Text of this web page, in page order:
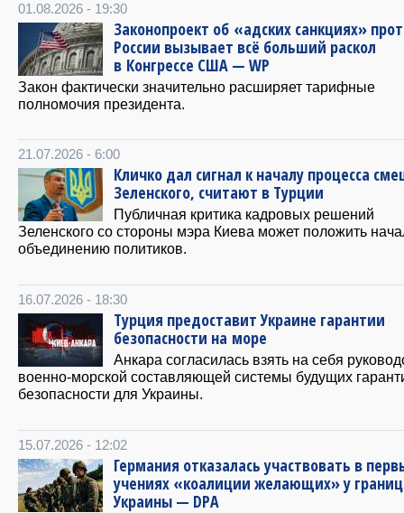
01.08.2026 - 19:30
Законопроект об «адских санкциях»
России вызывает всё больший раскол
в Конгрессе США — WP
Закон фактически значительно расширяет тарифные
полномочия президента.
21.07.2026 - 6:00
Кличко дал сигнал к началу процесса
Зеленского, считают в Турции
Публичная критика кадровых решений
Зеленского со стороны мэра Киева может положить
объединению политиков.
16.07.2026 - 18:30
Турция предоставит Украине гарантии
безопасности на море
Анкара согласилась взять на себя
военно-морской составляющей системы будущих
безопасности для Украины.
15.07.2026 - 12:02
Германия отказалась участвовать в
учениях «коалиции желающих» у границ
Украины — DPA